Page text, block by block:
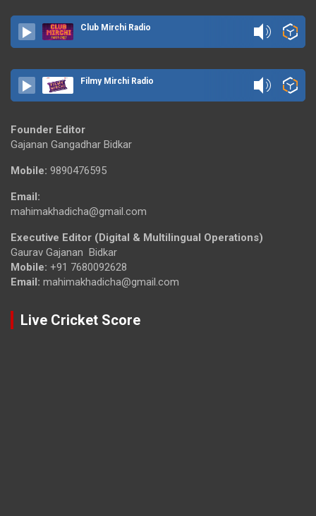
Club Mirchi Radio
Filmy Mirchi Radio
Founder Editor
Gajanan Gangadhar Bidkar
Mobile: 9890476595
Email:
mahimakhadicha@gmail.com
Executive Editor (Digital & Multilingual Operations)
Gaurav Gajanan Bidkar
Mobile: +91 7680092628
Email: mahimakhadicha@gmail.com
Live Cricket Score